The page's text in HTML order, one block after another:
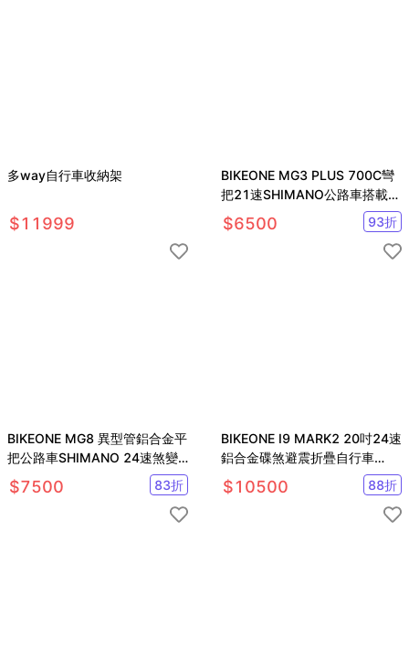
多way自行車收納架
$11999
BIKEONE MG3 PLUS 700C彎
把21速SHIMANO公路車搭載副
煞前後快拆設計
$6500 93折
BIKEONE MG8 異型管鋁合金平
把公路車SHIMANO 24速煞變
合一內走線前後快拆輪組公路車
$7500 83折
BIKEONE I9 MARK2 20吋24速
鋁合金碟煞避震折疊自行車
SHIMANO煞變合一
$10500 88折